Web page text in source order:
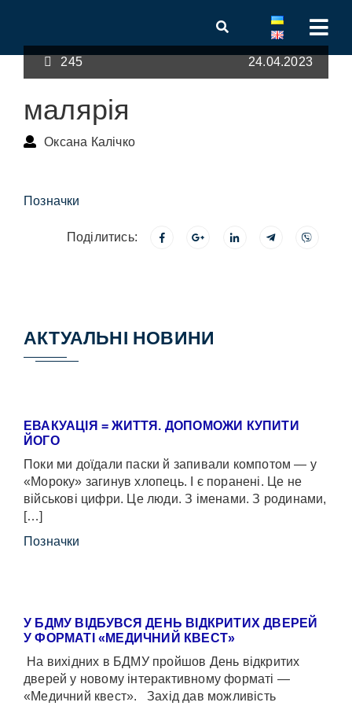
245 24.04.2023
малярія
Оксана Калічко
Позначки
Поділитись:
АКТУАЛЬНІ НОВИНИ
ЕВАКУАЦІЯ = ЖИТТЯ. ДОПОМОЖИ КУПИТИ
ЙОГО
Поки ми доїдали паски й запивали компотом — у
«Мороку» загинув хлопець. І є поранені. Це не
військові цифри. Це люди. З іменами. З родинами,
[…]
Позначки
У БДМУ ВІДБУВСЯ ДЕНЬ ВІДКРИТИХ ДВЕРЕЙ
У ФОРМАТІ «МЕДИЧНИЙ КВЕСТ»
На вихідних в БДМУ пройшов День відкритих
дверей у новому інтерактивному форматі —
«Медичний квест». Захід дав можливість